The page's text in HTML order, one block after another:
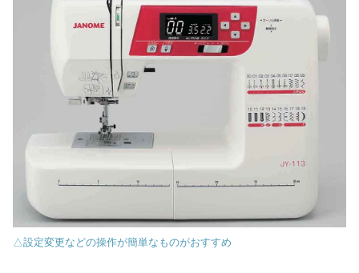
△設定変更などの操作が簡単なものがおすすめ